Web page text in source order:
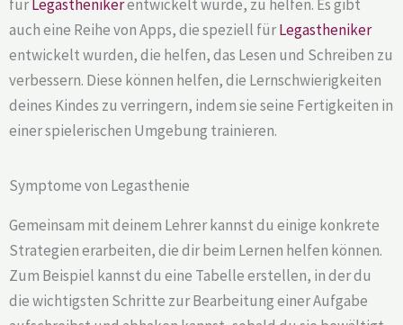
fürLegasthenikerentwickelt wurde, zu helfen. Es gibt
auch eine Reihe von Apps, die speziell fürLegastheniker
entwickelt wurden, die helfen, das Lesen und Schreiben zu
verbessern. Diese können helfen, die Lernschwierigkeiten
deines Kindes zu verringern, indem sie seine Fertigkeiten in
einer spielerischen Umgebung trainieren.
Symptome von Legasthenie
Gemeinsam mit deinem Lehrer kannst du einige konkrete
Strategien erarbeiten, die dir beim Lernen helfen können.
Zum Beispiel kannst du eine Tabelle erstellen, in der du
die wichtigsten Schritte zur Bearbeitung einer Aufgabe